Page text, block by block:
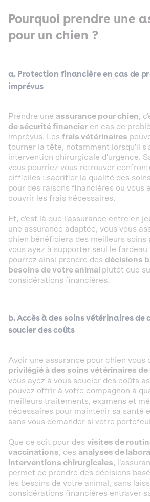
Pourquoi prendre une
pour un chien ?
a. Protection financière en cas de
imprévus
Prendre une assurance pour chien,
de sécurité financier en cas de
imprévus. Les frais vétérinaires
tourner la tête, notamment lorsqu'il
intervention chirurgicale d'urgence.
vous pourriez vous retrouver
difficiles : sacrifier la qualité des
pour des raisons financières ou vous
couvrir les frais nécessaires.
Et, c'est là que l'assurance entre en
une assurance adaptée, vous vous
chien bénéficiera des meilleurs soins
vous ayez à supporter seul le fardeau
pourrez ainsi prendre des décisions
besoins de votre animal plutôt que
considérations financières.
b. Accès à des soins vétérinaires de
soucier des coûts
Avoir une assurance pour chien vous
privilégié à des soins vétérinaires
vous ayez à vous soucier des coûts
pouvez offrir à votre compagnon à
meilleurs traitements, examens et
nécessaires pour maintenir sa santé
sans vous demander si votre
Que ce soit pour des visites de
vaccinations, des analyses de
interventions chirurgicales,
permet de prendre des décisions
les besoins de votre animal, sans
considérations financières entraver